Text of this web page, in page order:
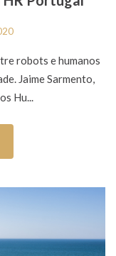
robots e humanos
Jaime Sarmento,
Hu...